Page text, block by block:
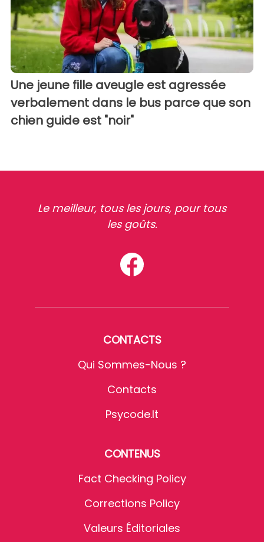
Une jeune fille aveugle est agressée
verbalement dans le bus parce que son
chien guide est "noir"
Le meilleur, tous les jours, pour tous
les goûts.
CONTACTS
Qui Sommes-Nous ?
Contacts
Psycode.it
CONTENUS
Fact Checking Policy
Corrections Policy
Valeurs Éditoriales